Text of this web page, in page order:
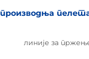
производња
линије за